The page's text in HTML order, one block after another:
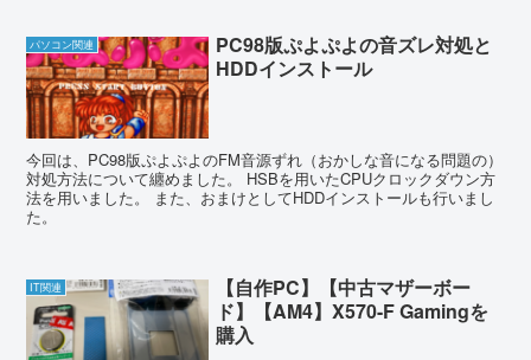
パソコン関連
PC98版ぷよぷよの音ズレ対処と
HDDインストール
今回は、PC98版ぷよぷよのFM音源ずれ（おかしな音になる問題の）
対処方法について纏めました。 HSBを用いたCPUクロックダウン方
法を用いました。 また、おまけとしてHDDインストールも行いまし
た。
IT関連
【自作PC】【中古マザーボー
ド】【AM4】X570-F Gamingを
購入